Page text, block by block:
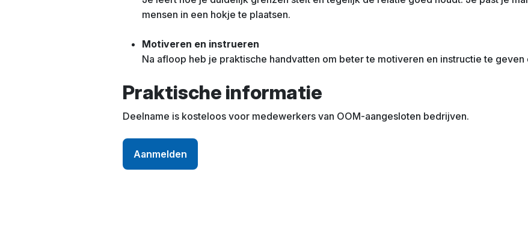
mensen in een hokje te plaatsen.
Motiveren en instrueren
Na afloop heb je praktische handvatten om beter te motiveren en instructie te geven
Praktische informatie
Deelname is kosteloos voor medewerkers van OOM-aangesloten bedrijven.
Aanmelden